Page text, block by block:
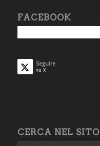
FACEBOOK
Seguire
su X
CERCA NEL SITO